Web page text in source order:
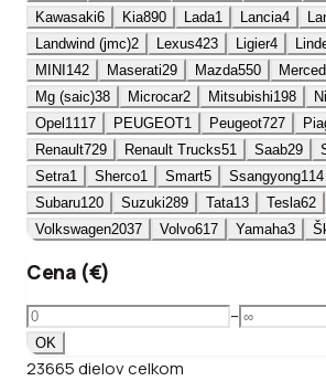
Kawasaki6 Kia890 Lada1 Lancia4
Landwind (jmc)2 Lexus423 Ligier4
MINI 142 Maserati29 Mazda550
Mg (saic)38 Microcar2 Mitsubishi198
Opel 1117 PEUGEOT1 Peugeot727
Renault729 Renault Trucks51 Saab29
Setra1 Sherco1 Smart5 Ssangyong114
Subaru120 Suzuki289 Tata13 Tesla62
Volkswagen2037 Volvo617 Yamaha3
Cena (€)
–
OK
23665dielovcelkom